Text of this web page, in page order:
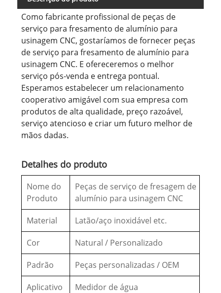
Como fabricante profissional de peças de
serviço para fresamento de alumínio para
usinagem CNC, gostaríamos de fornecer peças
de serviço para fresamento de alumínio para
usinagem CNC. E ofereceremos o melhor
serviço pós-venda e entrega pontual.
Esperamos estabelecer um relacionamento
cooperativo amigável com sua empresa com
produtos de alta qualidade, preço razoável,
serviço atencioso e criar um futuro melhor de
mãos dadas.
Detalhes do produto
Nome do
Produto
Peças de serviço de fresagem de
alumínio para usinagem CNC
Material Latão/aço inoxidável etc.
Cor Natural / Personalizado
Padrão Peças personalizadas / OEM
Aplicativo Medidor de água